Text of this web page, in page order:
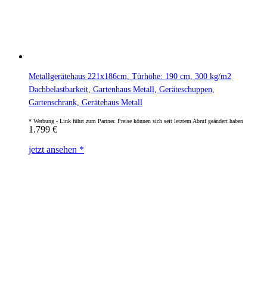
Metallgerätehaus 221x186cm, Türhöhe: 190 cm, 300 kg/m2
Dachbelastbarkeit, Gartenhaus Metall, Geräteschuppen,
Gartenschrank, Gerätehaus Metall
1.799 €
jetzt ansehen *